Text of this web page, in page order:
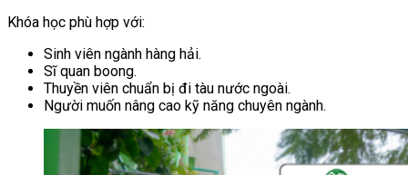
Khóa học phù hợp với:
Sinh viên ngành hàng hải.
Sĩ quan boong.
Thuyền viên chuẩn bị đi tàu nước ngoài.
Người muốn nâng cao kỹ năng chuyên ngành.